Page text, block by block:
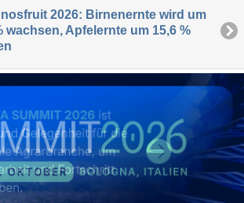
2026: Birnenernte wird um
wachsen, Apfelernte um 15,6 %